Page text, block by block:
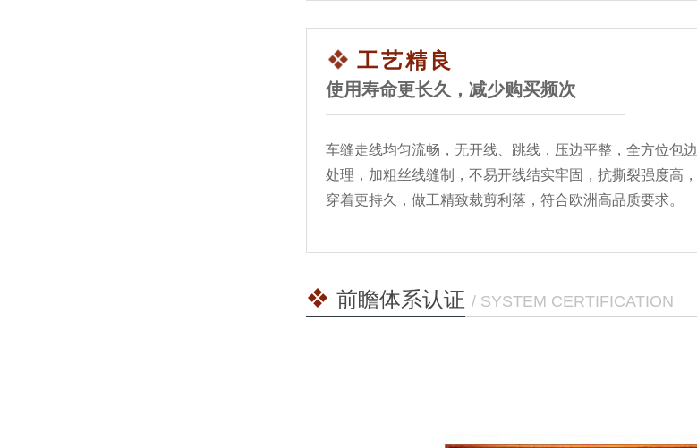
工艺精良
使用寿命更长久，减少购买频次
车缝走线均匀流畅，无开线、跳线，压边平整，全方位包边
处理，加粗丝线缝制，不易开线结实牢固，抗撕裂强度高，
穿着更持久，做工精致裁剪利落，符合欧洲高品质要求。
前瞻体系认证 / SYSTEM CERTIFICATION